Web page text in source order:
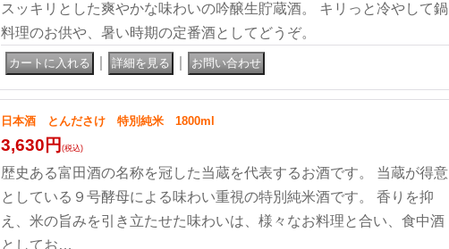
スッキリとした爽やかな味わいの吟醸生貯蔵酒。 キリっと冷やして鍋
料理のお供や、暑い時期の定番酒としてどうぞ。
日本酒 とんださけ 特別純米 1800ml
3,630円 (税込)
歴史ある富田酒の名称を冠した当蔵を代表するお酒です。 当蔵が得意
としている９号酵母による味わい重視の特別純米酒です。 香りを抑
え、米の旨みを引き立たせた味わいは、様々なお料理と合い、食中酒
としてお…